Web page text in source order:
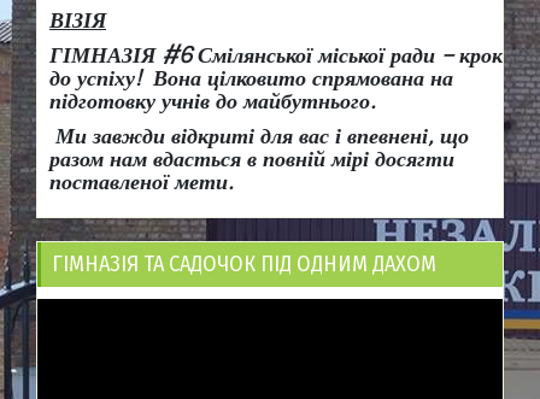
ВІЗІЯ
ГІМНАЗІЯ #6 Смілянської міської ради – крок
до успіху! Вона цілковито спрямована на
підготовку учнів до майбутнього.
Ми завжди відкриті для вас і впевнені, що
разом нам вдасться в повній мірі досягти
поставленої мети.
ГІМНАЗІЯ ТА САДОЧОК ПІД ОДНИМ ДАХОМ